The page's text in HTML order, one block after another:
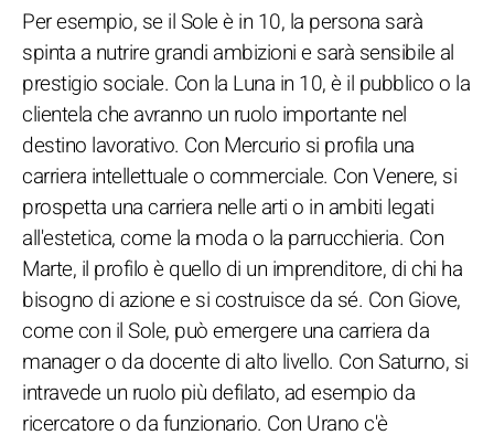
Per esempio, se il Sole è in 10, la persona sarà
spinta a nutrire grandi ambizioni e sarà sensibile al
prestigio sociale. Con la Luna in 10, è il pubblico o la
clientela che avranno un ruolo importante nel
destino lavorativo. Con Mercurio si profila una
carriera intellettuale o commerciale. Con Venere, si
prospetta una carriera nelle arti o in ambiti legati
all'estetica, come la moda o la parrucchieria. Con
Marte, il profilo è quello di un imprenditore, di chi ha
bisogno di azione e si costruisce da sé. Con Giove,
come con il Sole, può emergere una carriera da
manager o da docente di alto livello. Con Saturno, si
intravede un ruolo più defilato, ad esempio da
ricercatore o da funzionario. Con Urano c'è